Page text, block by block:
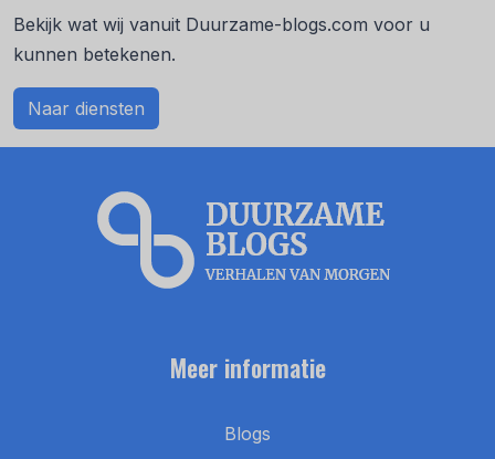
Bekijk wat wij vanuit Duurzame-blogs.com voor u
kunnen betekenen.
Naar diensten
Meer informatie
Blogs